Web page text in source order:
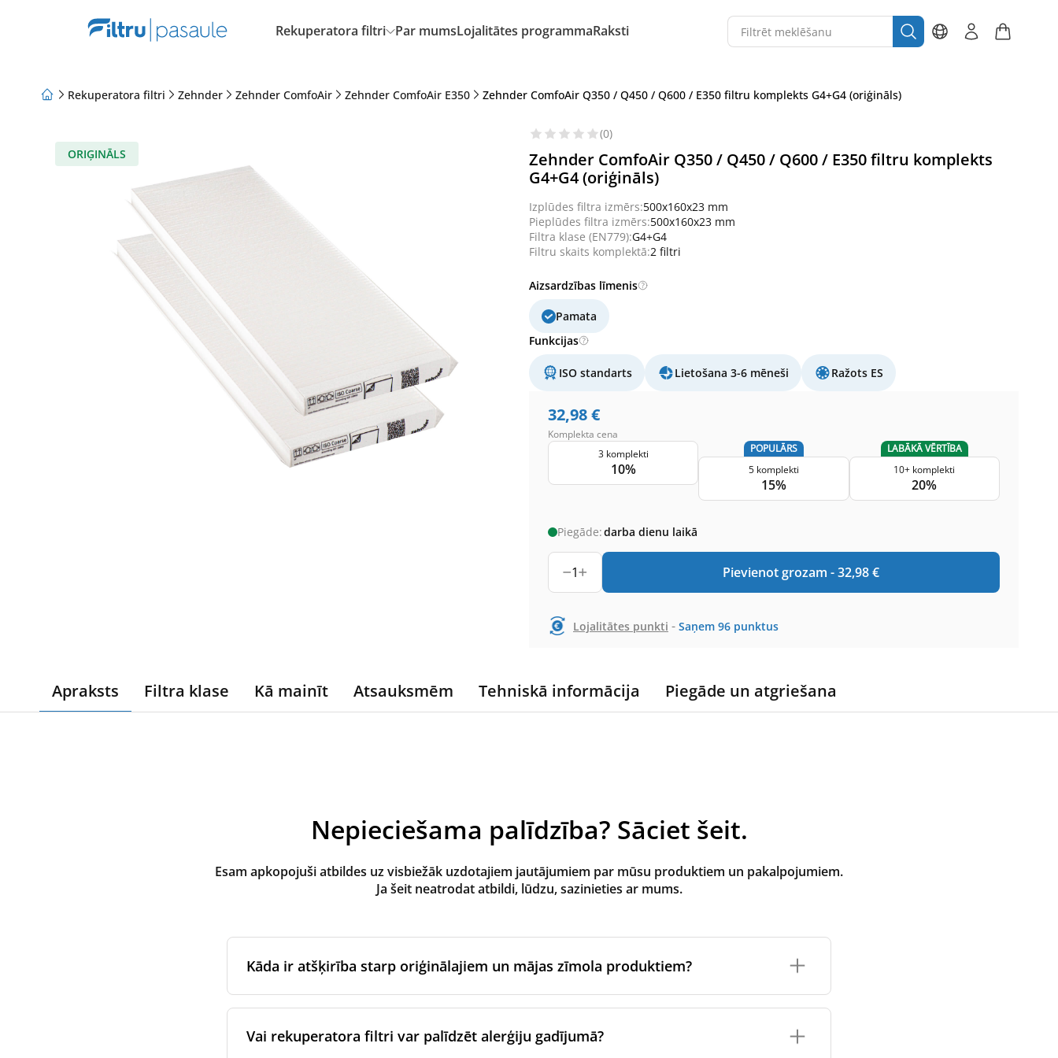
Rekuperatora filtri Par mumsLojalitātes programmaRaksti
Rekuperatora filtri Zehnder Zehnder ComfoAir Zehnder ComfoAir E350 Zehnder ComfoAir Q350 / Q450 / Q600 / E350 filtru komplekts G4+G4 (oriģināls)
ORIĢINĀLS
(0)
Zehnder ComfoAir Q350 / Q450 / Q600 / E350 filtru komplekts
G4+G4 (oriģināls)
Izplūdes filtra izmērs:500x160x23 mm
Pieplūdes filtra izmērs:500x160x23 mm
Filtra klase (EN779):G4+G4
Filtru skaits komplektā:2 filtri
Aizsardzības līmenis
Pamata
Funkcijas
ISO standarts Lietošana 3-6 mēneši Ražots ES
32,98€
Komplekta cena
3 komplekti
10%
POPULĀRS
5 komplekti
15%
LABĀKĀ VĒRTĪBA
10+ komplekti
20%
Piegāde:darba dienu laikā
1 Pievienot grozam -32,98€
Lojalitātes punkti - Saņem 96 punktus
Apraksts Filtra klase Kā mainīt Atsauksmēm Tehniskā informācija Piegāde un atgriešana
Nepieciešama palīdzība? Sāciet šeit.
Esam apkopojuši atbildes uz visbiežāk uzdotajiem jautājumiem par mūsu produktiem un pakalpojumiem.
Ja šeit neatrodat atbildi, lūdzu, sazinieties ar mums.
Kāda ir atšķirība starp oriģinālajiem un mājas zīmola produktiem?
iekārtas oriģinālajam zīmolam, izmantojot sertificētus ražošanas partnerus. Tie atbilst zīmola
īpašajiem ražošanas un iepakošanas standartiem.
Vai rekuperatora filtri var palīdzēt alerģiju gadījumā?